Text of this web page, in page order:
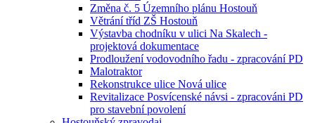
Změna č. 5 Územního plánu Hostouň
Větrání tříd ZŠ Hostouň
Výstavba chodníku v ulici Na Skalech -
projektová dokumentace
Prodloužení vodovodního řadu - zpracování PD
Malotraktor
Rekonstrukce ulice Nová ulice
Revitalizace Posvícenské návsi - zpracováni PD
pro stavební povolení